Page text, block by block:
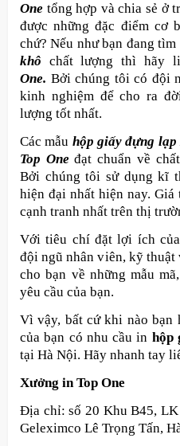
One tổng hợp và chia sẻ ở
được những đặc điểm cơ
chứ? Nếu như bạn đang
khô chất lượng thì hãy
One. Bởi chúng tôi có đội
kinh nghiệm để cho ra
lượng tốt nhất.
Các mẫu hộp giấy đựng lạp
Top One đạt chuẩn về
Bởi chúng tôi sử dụng kĩ
hiện đại nhất hiện nay. Giá
cạnh tranh nhất trên thị
Với tiêu chí đặt lợi ích
đội ngũ nhân viên, kỹ thuật
cho bạn về những mẫu
yêu cầu của bạn.
Vì vậy, bất cứ khi nào bạn
của bạn có nhu cầu in hộp
tại Hà Nội. Hãy nhanh tay
Xưởng in Top One
Địa chỉ: số 20 Khu B45,
Geleximco Lê Trọng Tấn,